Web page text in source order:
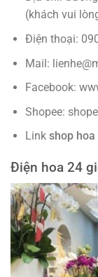
(khách vui
Điện thoại:
Mail:
Facebook:
Shopee:
Link shop hoa
Điện hoa 24